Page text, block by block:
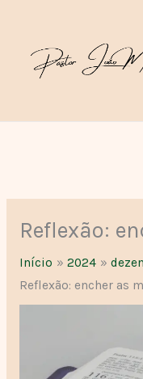
conteúdo
Reflexão:
Início 2024
Reflexão: encher as